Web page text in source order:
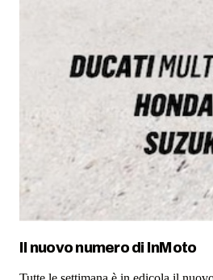
Il nuovo numero di InMoto